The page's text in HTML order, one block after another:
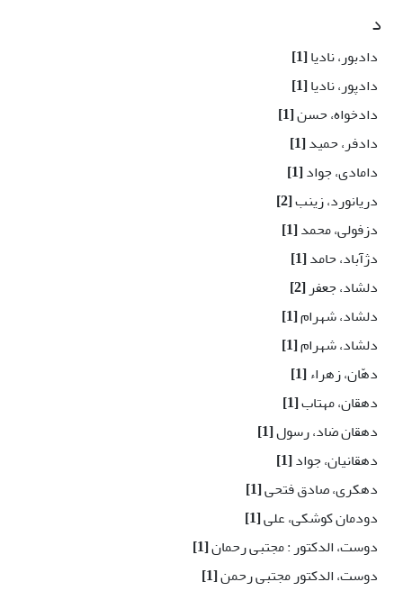
د
دادبور، نادیا[1]
دادپور، نادیا[1]
دادخواه، حسن[1]
دادفر، حمید[1]
دامادی، جواد[1]
دریانورد، زینب[2]
دزفولی، محمد[1]
دژآباد، حامد[1]
دلشاد، جعفر[2]
دلشاد، شهرام[1]
دلشاد، شهرام[1]
دهّان، زهراء[1]
دهقان، مهتاب[1]
دهقان ضاد، رسول[1]
دهقانيان، جواد[1]
دهکرى، صادق فتحى[1]
دودمان کوشکی، علی[1]
دوست، الدکتور : مجتبی رحمان[1]
دوست، الدکتور مجتبی رحمن[1]